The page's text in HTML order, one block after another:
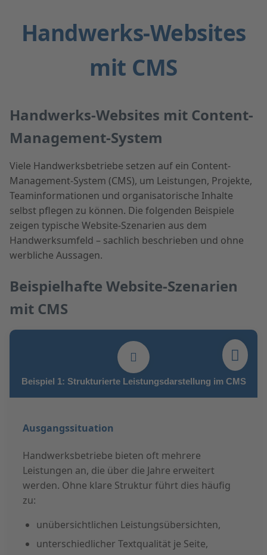
Handwerks-Websites
mit CMS
Handwerks-Websites mit Content-
Management-System
Viele Handwerksbetriebe setzen auf ein Content-
Management-System (CMS), um Leistungen, Projekte,
Teaminformationen und organisatorische Inhalte
selbst pflegen zu können. Die folgenden Beispiele
zeigen typische Website-Szenarien aus dem
Handwerksumfeld – sachlich beschrieben und ohne
werbliche Aussagen.
Beispielhafte Website-Szenarien
mit CMS
Beispiel 1: Strukturierte Leistungsdarstellung im CMS
Ausgangssituation
Handwerksbetriebe bieten oft mehrere
Leistungen an, die über die Jahre erweitert
werden. Ohne klare Struktur führt dies häufig
zu:
unübersichtlichen Leistungsübersichten,
unterschiedlicher Textqualität je Seite,